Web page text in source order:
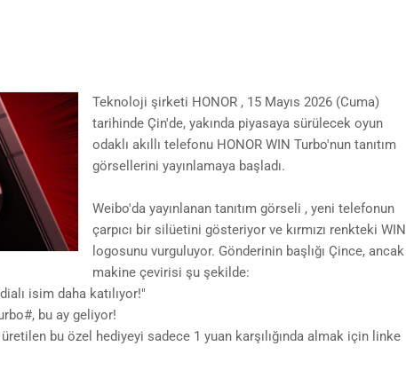
Teknoloji şirketi HONOR , 15 Mayıs 2026 (Cuma)
tarihinde Çin'de, yakında piyasaya sürülecek oyun
odaklı akıllı telefonu HONOR WIN Turbo'nun tanıtım
görsellerini yayınlamaya başladı.
Weibo'da yayınlanan tanıtım görseli , yeni telefonun
çarpıcı bir silüetini gösteriyor ve kırmızı renkteki WIN
logosunu vurguluyor. Gönderinin başlığı Çince, ancak
makine çevirisi şu şekilde:
isim daha katılıyor!"
bu ay geliyor!
üretilen bu özel hediyeyi sadece 1 yuan karşılığında almak için linke